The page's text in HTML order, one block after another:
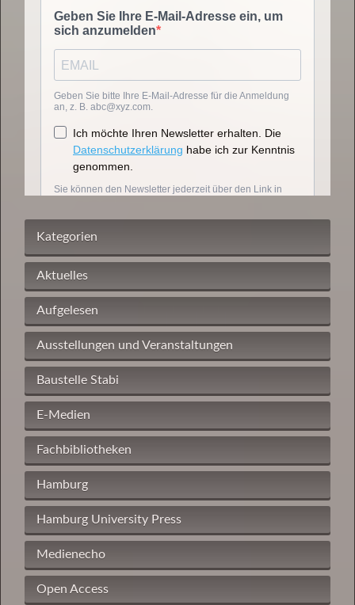
Kategorien
Aktuelles
Aufgelesen
Ausstellungen und Veranstaltungen
Baustelle Stabi
E-Medien
Fachbibliotheken
Hamburg
Hamburg University Press
Medienecho
Open Access